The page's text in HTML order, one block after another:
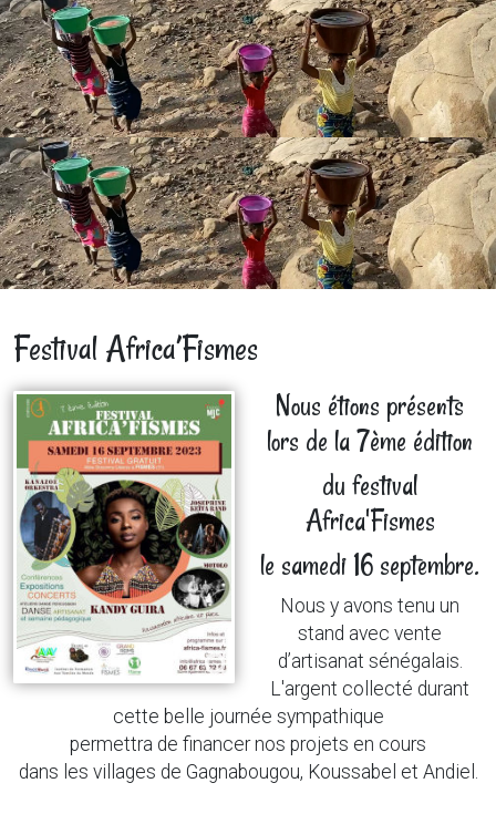
Festival Africa’Fismes
Nous étions présents
lors de la 7ème édition
du festival
Africa'Fismes
le samedi 16 septembre.
Nous y avons tenu un
stand avec vente
d’artisanat sénégalais.
L'argent collecté durant
cette belle journée sympathique
permettra de financer nos projets en cours
dans les villages de Gagnabougou, Koussabel et Andiel.